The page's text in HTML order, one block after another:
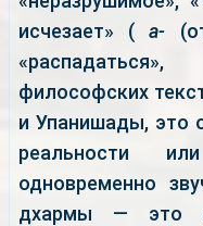
исчезает» (a-
философских
и Упанишады, это
реальности
одновременно
дхармы — это